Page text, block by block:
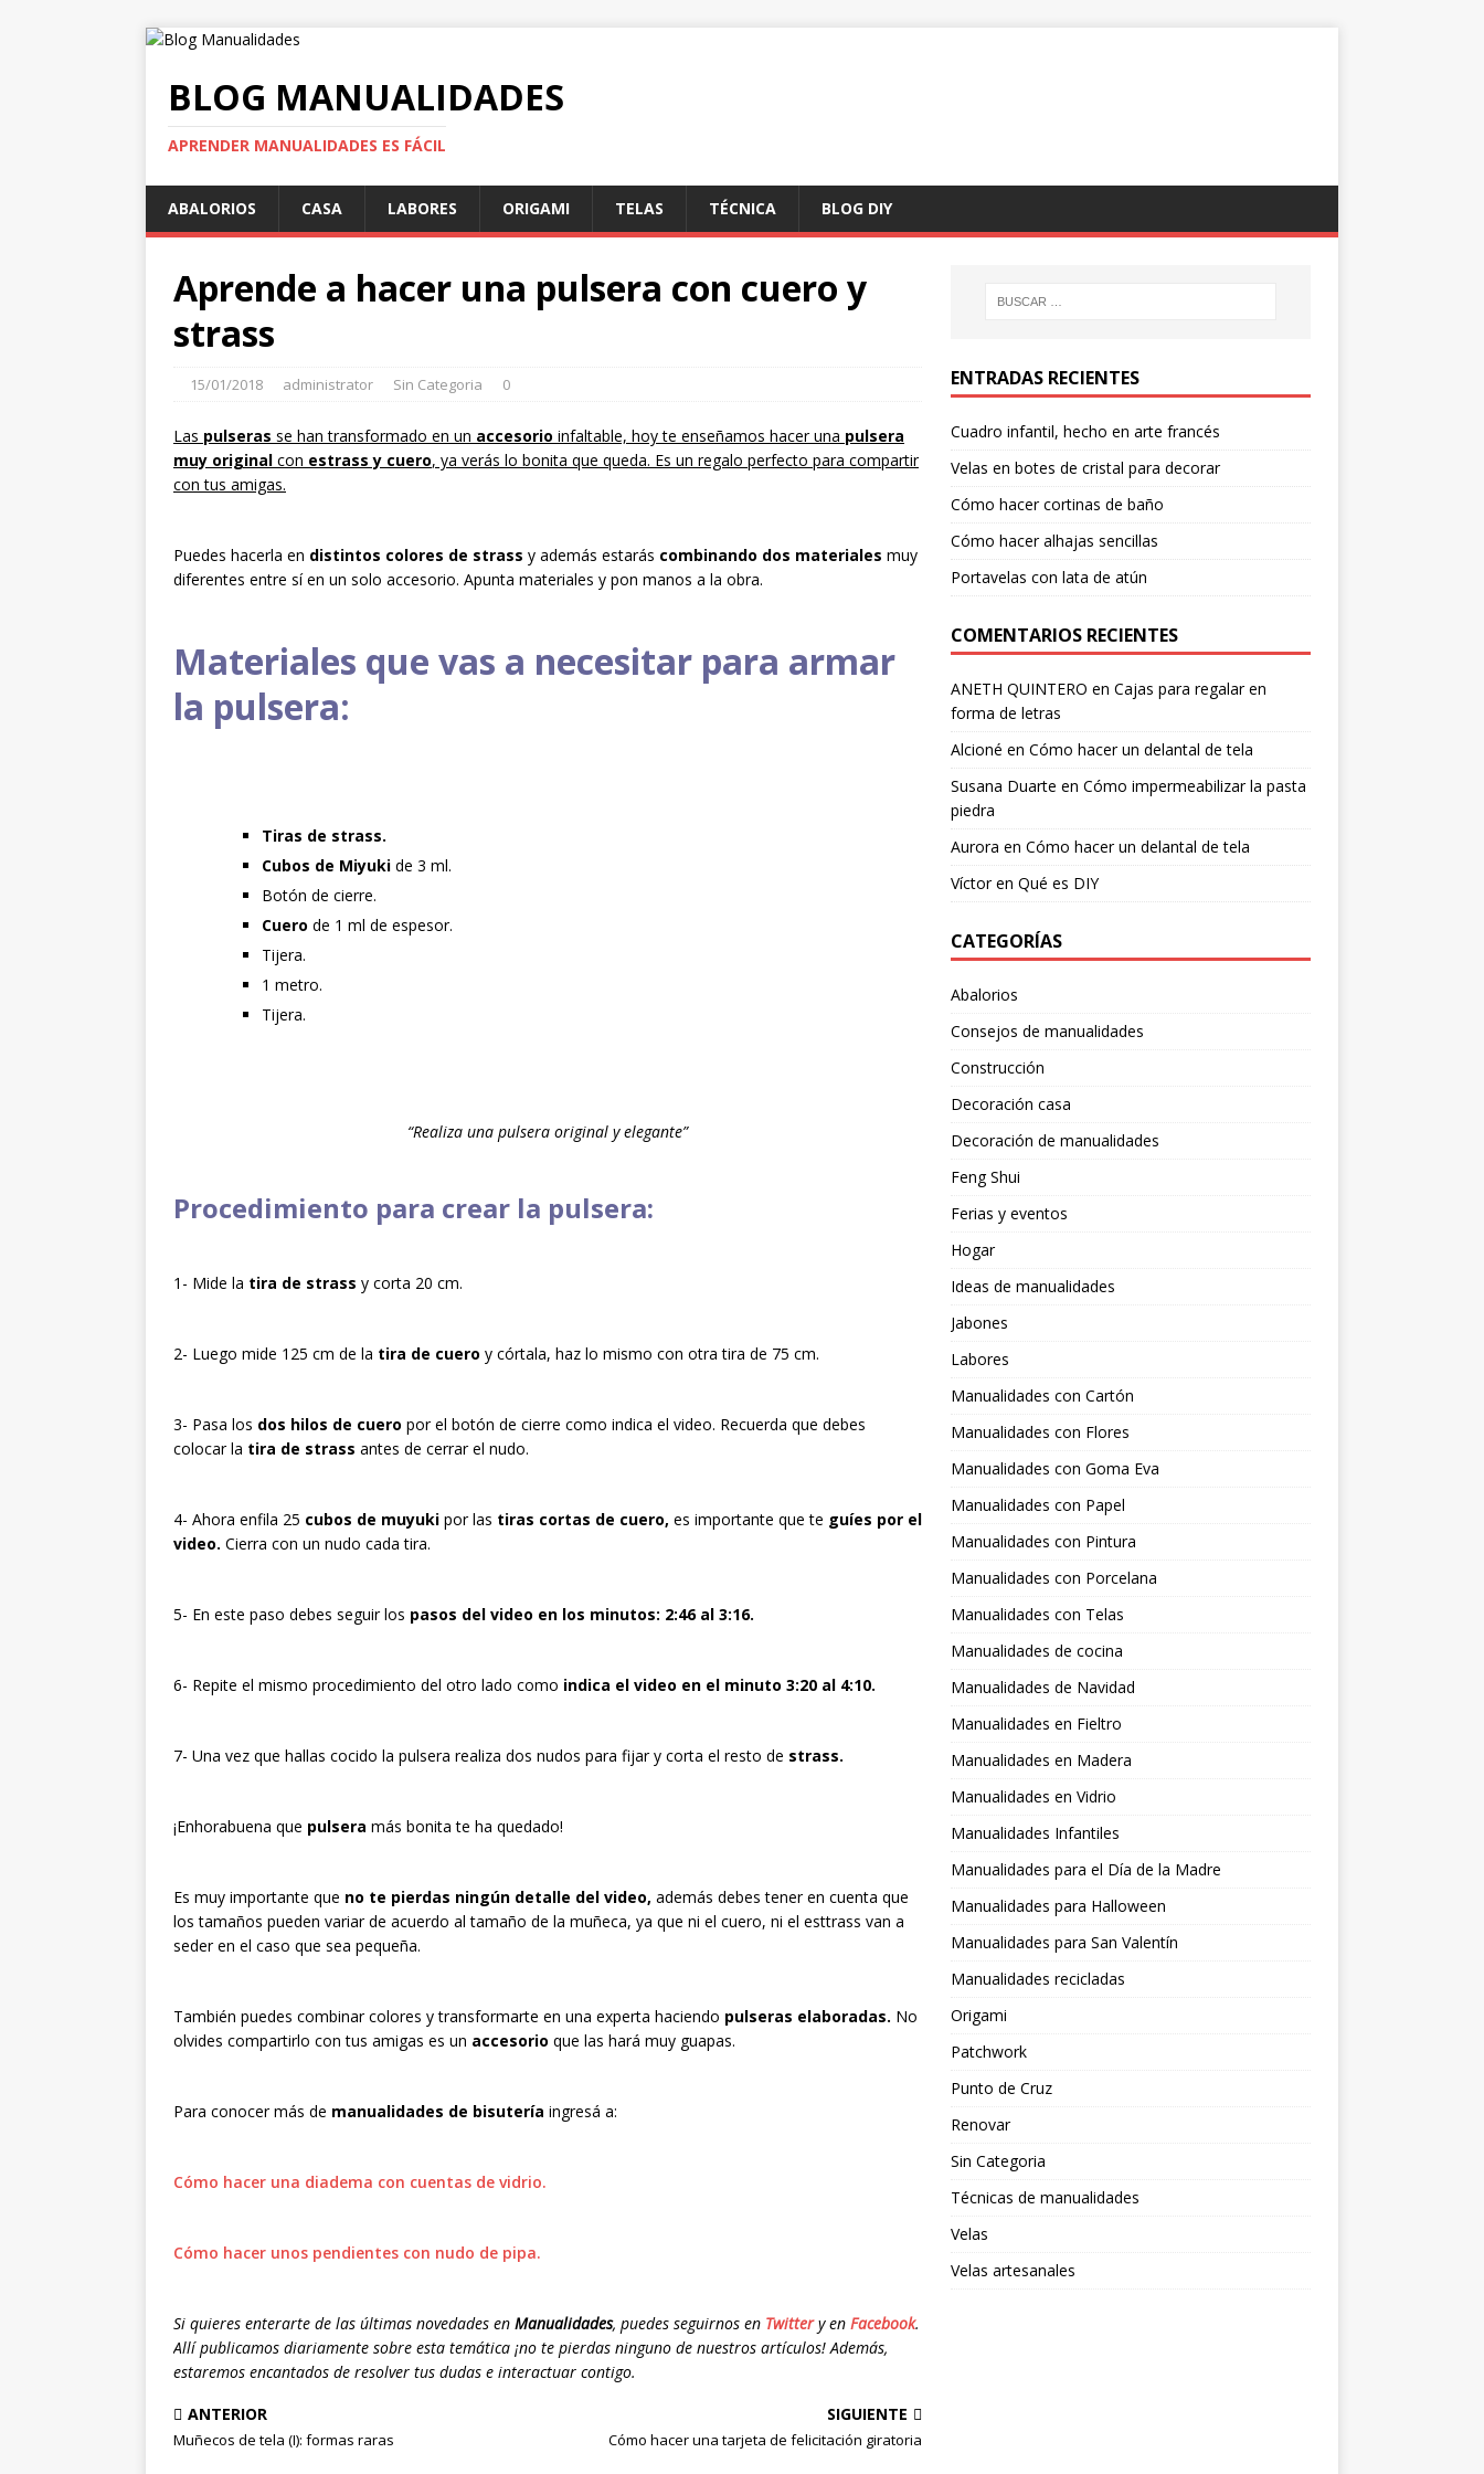
BLOG MANUALIDADES
APRENDER MANUALIDADES ES FÁCIL
ABALORIOS CASA LABORES ORIGAMI TELAS TÉCNICA BLOG DIY
Aprende a hacer una pulsera con cuero y
strass
15/01/2018 administrator Sin Categoria 0
Las pulseras se han transformado en un accesorio infaltable, hoy te enseñamos hacer una pulsera
muy original con estrass y cuero, ya verás lo bonita que queda. Es un regalo perfecto para compartir
con tus amigas.
Puedes hacerla en distintos colores de strass y además estarás combinando dos materiales muy
diferentes entre sí en un solo accesorio. Apunta materiales y pon manos a la obra.
Materiales que vas a necesitar para armar
la pulsera:
Tiras de strass.
Cubos de Miyuki de 3 ml.
Botón de cierre.
Cuero de 1 ml de espesor.
Tijera.
1 metro.
Tijera.
“Realiza una pulsera original y elegante”
Procedimiento para crear la pulsera:
1- Mide la tira de strass y corta 20 cm.
2- Luego mide 125 cm de la tira de cuero y córtala, haz lo mismo con otra tira de 75 cm.
3- Pasa los dos hilos de cuero por el botón de cierre como indica el video. Recuerda que debes
colocar la tira de strass antes de cerrar el nudo.
4- Ahora enfila 25 cubos de muyuki por las tiras cortas de cuero, es importante que te guíes por el
video. Cierra con un nudo cada tira.
5- En este paso debes seguir los pasos del video en los minutos: 2:46 al 3:16.
6- Repite el mismo procedimiento del otro lado como indica el video en el minuto 3:20 al 4:10.
7- Una vez que hallas cocido la pulsera realiza dos nudos para fijar y corta el resto de strass.
¡Enhorabuena que pulsera más bonita te ha quedado!
Es muy importante que no te pierdas ningún detalle del video, además debes tener en cuenta que
los tamaños pueden variar de acuerdo al tamaño de la muñeca, ya que ni el cuero, ni el esttrass van a
seder en el caso que sea pequeña.
También puedes combinar colores y transformarte en una experta haciendo pulseras elaboradas. No
olvides compartirlo con tus amigas es un accesorio que las hará muy guapas.
Para conocer más de manualidades de bisutería ingresá a:
Cómo hacer una diadema con cuentas de vidrio.
Cómo hacer unos pendientes con nudo de pipa.
Si quieres enterarte de las últimas novedades en Manualidades, puedes seguirnos en Twitter y en Facebook.
Allí publicamos diariamente sobre esta temática ¡no te pierdas ninguno de nuestros artículos! Además,
estaremos encantados de resolver tus dudas e interactuar contigo.
ANTERIOR
Muñecos de tela (I): formas raras
SIGUIENTE
Cómo hacer una tarjeta de felicitación giratoria
ENTRADAS RECIENTES
Cuadro infantil, hecho en arte francés
Velas en botes de cristal para decorar
Cómo hacer cortinas de baño
Cómo hacer alhajas sencillas
Portavelas con lata de atún
COMENTARIOS RECIENTES
ANETH QUINTERO en Cajas para regalar en
forma de letras
Alcioné en Cómo hacer un delantal de tela
Susana Duarte en Cómo impermeabilizar la pasta
piedra
Aurora en Cómo hacer un delantal de tela
Víctoren Qué es DIY
CATEGORÍAS
Abalorios
Consejos de manualidades
Construcción
Decoración casa
Decoración de manualidades
Feng Shui
Ferias y eventos
Hogar
Ideas de manualidades
Jabones
Labores
Manualidades con Cartón
Manualidades con Flores
Manualidades con Goma Eva
Manualidades con Papel
Manualidades con Pintura
Manualidades con Porcelana
Manualidades con Telas
Manualidades de cocina
Manualidades de Navidad
Manualidades en Fieltro
Manualidades en Madera
Manualidades en Vidrio
Manualidades Infantiles
Manualidades para el Día de la Madre
Manualidades para Halloween
Manualidades para San Valentín
Manualidades recicladas
Origami
Patchwork
Punto de Cruz
Renovar
Sin Categoria
Técnicas de manualidades
Velas
Velas artesanales